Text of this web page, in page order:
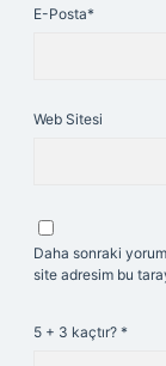
E-Posta*
Web Sitesi
Daha sonraki
site adresim bu
5 + 3 kaçtır? *